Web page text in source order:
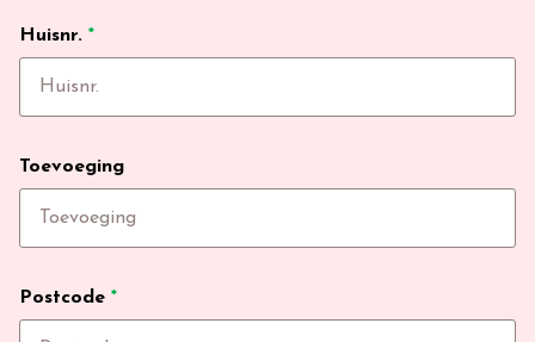
Huisnr. *
Toevoeging
Postcode *